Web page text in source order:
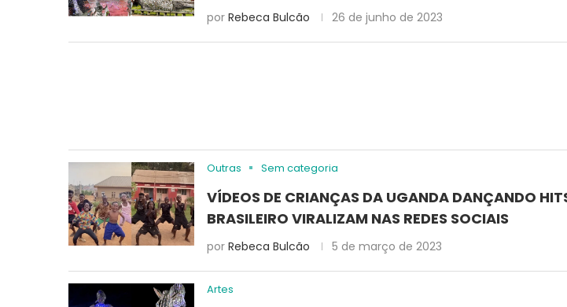
por Rebeca Bulcão 26 de junho de 2023
Outras Sem categoria
VÍDEOS DE CRIANÇAS DA UGANDA DANÇANDO
BRASILEIRO VIRALIZAM NAS REDES SOCIAIS
por Rebeca Bulcão 5 de março de 2023
Artes